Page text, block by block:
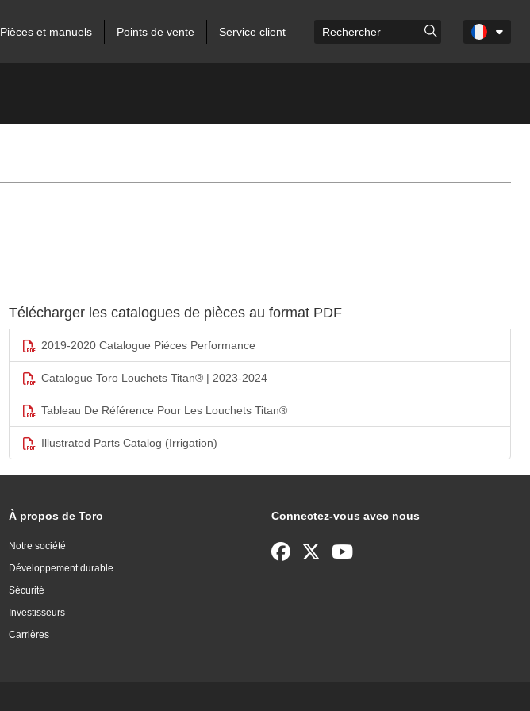
Pièces et manuels Points de vente Service client
Télécharger les catalogues de pièces au format PDF
2019-2020 Catalogue Piéces Performance
Catalogue Toro Louchets Titan® | 2023-2024
Tableau De Référence Pour Les Louchets Titan®
Illustrated Parts Catalog (Irrigation)
À propos de Toro
Notre société
Développement durable
Sécurité
Investisseurs
Carrières
Connectez-vous avec nous